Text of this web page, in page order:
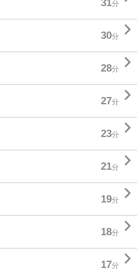
31分
30分 
28分 
27分 
23分 
21分 
19分 
18分 
17分 